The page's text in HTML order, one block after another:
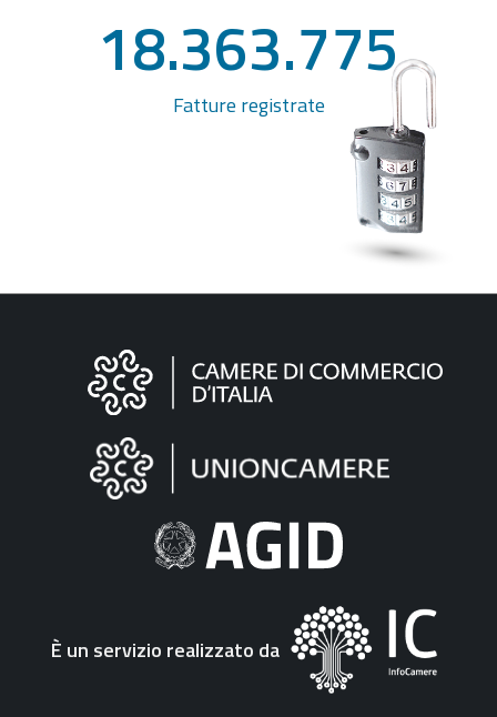
18.363.775
Fatture registrate
Informazioni
"Fattura
Elettronica"
È un servizio realizzato da